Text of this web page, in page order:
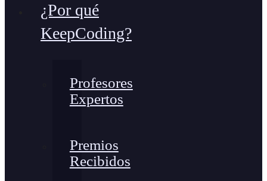
¿Por qué
KeepCoding?
Profesores
Expertos
Premios
Recibidos